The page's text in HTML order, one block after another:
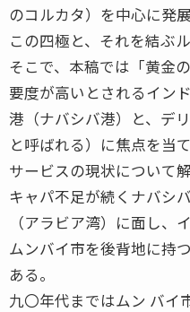
のコルカタ）を中心に発
この四極と、それを結ぶ
そこで、本稿では「黄金
要度が高いとされるイン
港（ナバシバ港）と、デ
と呼ばれる）に焦点を当
サービスの現状について
キャパ不足が続くナバシ
（アラビア湾）に面し、
ムンバイ市を後背地に持
ある。
九〇年代まではムン バイ